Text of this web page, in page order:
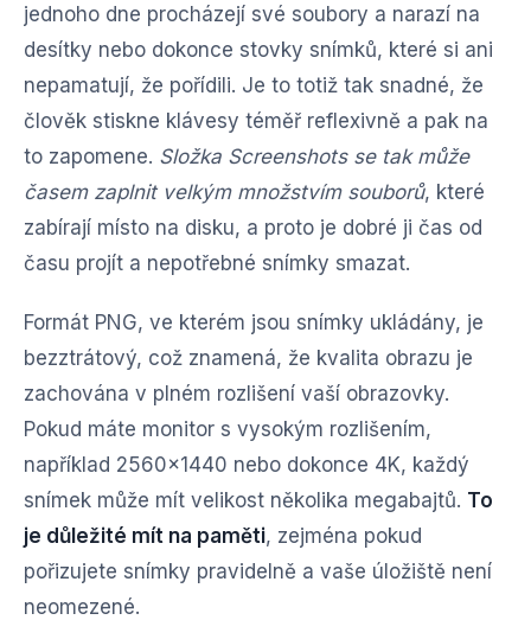
jednoho dne procházejí své soubory a narazí na
desítky nebo dokonce stovky snímků, které si ani
nepamatují, že pořídili. Je to totiž tak snadné, že
člověk stiskne klávesy téměř reflexivně a pak na
to zapomene. Složka Screenshots se tak může
časem zaplnit velkým množstvím souborů, které
zabírají místo na disku, a proto je dobré ji čas od
času projít a nepotřebné snímky smazat.
Formát PNG, ve kterém jsou snímky ukládány, je
bezztrátový, což znamená, že kvalita obrazu je
zachována v plném rozlišení vaší obrazovky.
Pokud máte monitor s vysokým rozlišením,
například 2560×1440 nebo dokonce 4K, každý
snímek může mít velikost několika megabajtů. To
je důležité mít na paměti, zejména pokud
pořizujete snímky pravidelně a vaše úložiště není
neomezené.